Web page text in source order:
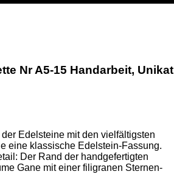
Nr A5-15 Handarbeit, Unikat
Edelsteine mit den vielfältigsten
eine klassische Edelstein-Fassung.
Der Rand der handgefertigten
Gane mit einer filigranen Sternen-